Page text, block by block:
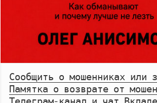
Сообщить о мошенниках или
Памятка о возврате от